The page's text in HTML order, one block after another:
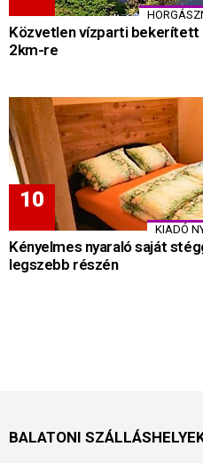
Közvetlen vízparti
2km-re
KIADÓ
Kényelmes nyaraló saját
legszebb részén
BALATONI